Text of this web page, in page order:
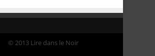
© 2013 Lire dans le Noir